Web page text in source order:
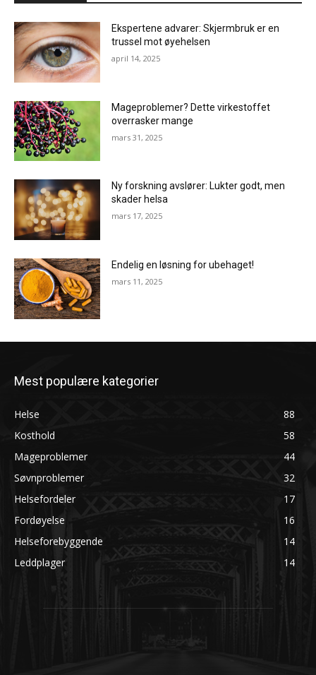
Ekspertene advarer: Skjermbruk er en
trussel mot øyehelsen
april 14, 2025
Mageproblemer? Dette virkestoffet
overrasker mange
mars 31, 2025
Ny forskning avslører: Lukter godt, men
skader helsa
mars 17, 2025
Endelig en løsning for ubehaget!
mars 11, 2025
Mest populære kategorier
Helse
88
Kosthold
58
Mageproblemer
44
Søvnproblemer
32
Helsefordeler
17
Fordøyelse
16
Helseforebyggende
14
Leddplager
14